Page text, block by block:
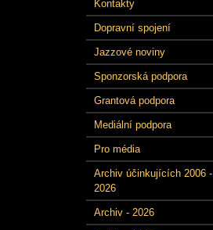
Kontakty
Dopravní spojení
Jazzové noviny
Sponzorská podpora
Grantová podpora
Mediální podpora
Pro média
Archiv účinkujících 2006 -
2026
Archiv - 2026